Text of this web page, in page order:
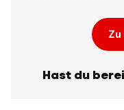
Zu
Hast du